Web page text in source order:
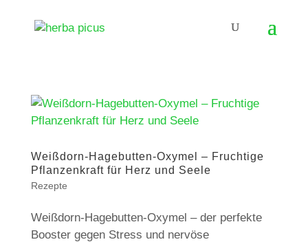
Weißdorn-Hagebutten-Oxymel – Fruchtige
Pflanzenkraft für Herz und Seele
Rezepte
Weißdorn-Hagebutten-Oxymel – der perfekte
Booster gegen Stress und nervöse